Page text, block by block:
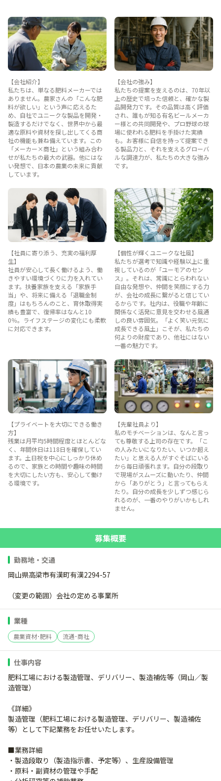
【会社紹介】
私たちは、単なる肥料メーカーでは
ありません。農家さんの「こんな肥
料が欲しい」という声に応えるた
め、自社でユニークな製品を開発・
製造するだけでなく、世界中から最
適な原料や資材を探し出してくる商
社の機能も兼ね備えています。この
「メーカー×商社」という組み合わ
せが私たちの最大の武器。他にはな
い発想で、日本の農業の未来に貢献
しています。
【会社の強み】
私たちの提案を支えるのは、70年以
上の歴史で培った信頼と、確かな製
品開発力です。その品質は高く評価
され、誰もが知る有名ビールメーカ
ー様との共同開発や、プロ野球の球
場に使われる肥料を手掛けた実績
も。お客様に自信を持って提案でき
る製品力と、それを支えるグローバ
ルな調達力が、私たちの大きな強み
です。
【社員に寄り添う、充実の福利厚
生】
社員が安心して長く働けるよう、働
きやすい環境づくりに力を入れてい
ます。扶養家族を支える「家族手
当」や、将来に備える「退職金制
度」はもちろんのこと、育休取得実
績も豊富で、復帰率はなんと10
0％。ライフステージの変化にも柔軟
に対応できます。
【個性が輝くユニークな社風】
私たちが選考で知識や経験以上に重
視しているのが「ユーモアのセン
ス」。それは、常識にとらわれない
自由な発想や、仲間を笑顔にする力
が、会社の成長に繋がると信じてい
るからです。社内は、役職や年齢に
関係なく活発に意見を交わせる風通
しの良い雰囲気。「よく笑い元気に
成長できる風土」こそが、私たちの
何よりの財産であり、他社にはない
一番の魅力です。
【プライベートを大切にできる働き
方】
残業は月平均5時間程度とほとんどな
く、年間休日は118日を確保してい
ます。土日祝を中心にしっかり休め
るので、家族との時間や趣味の時間
を大切にしたい方も、安心して働け
る環境です。
【先輩社員より】
私のモチベーションは、なんと言っ
ても尊敬する上司の存在です。「こ
の人みたいになりたい、いつか超え
たい」と思える人がすぐそばにいる
から毎日頑張れます。自分の段取り
で現場がスムーズに動いたり、仲間
から「ありがとう」と言ってもらえ
たり。自分の成長を少しずつ感じら
れるのが、一番のやりがいかもしれ
ません。
募集概要
勤務地・交通
岡山県高梁市有漢町有漢2294-57
（変更の範囲）会社の定める事業所
業種
農業資材･肥料 流通･商社
仕事内容
肥料工場における製造管理、デリバリー、製造補佐等（岡山／製
造管理）
《詳細》
製造管理（肥料工場における製造管理、デリバリー、製造補佐
等）として下記業務をお任せいたします。
■業務詳細
・製造段取り（製造指示書、予定等）、生産設備管理
・原料・副資材の管理や手配